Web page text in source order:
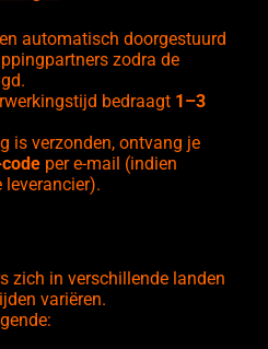
automatisch doorgestuurd
zodra de
bedraagt 1–3
is verzonden, ontvang je
per e-mail (indien
leverancier).
zich in verschillende landen
variëren.